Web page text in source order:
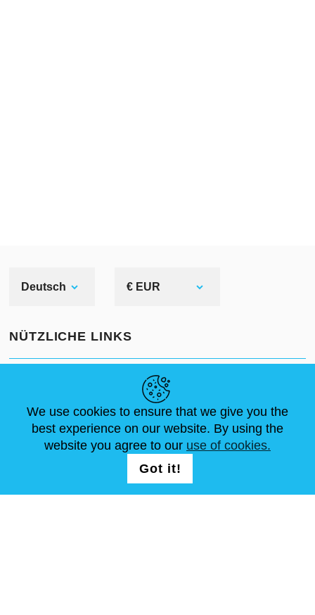
Deutsch € EUR
NÜTZLICHE LINKS
ABOUT US
FOLG UNS AUF
REGISTRATION
We use cookies to ensure that we give you the
best experience on our website. By using the
website you agree to our use of cookies.
Got it!